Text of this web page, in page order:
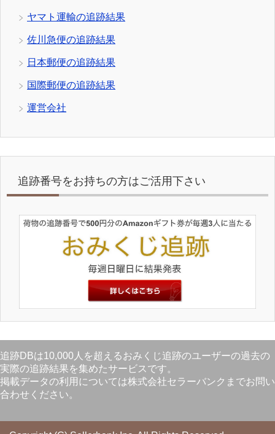
ヤマト運輸の追跡結果
佐川急便の追跡結果
日本郵便の追跡結果
国際郵便の追跡結果
運営会社
追跡番号をお持ちの方はご活用下さい
追跡DBは10,000人を超えるおみくじ追跡のユーザーの過去の
実際の追跡結果を集めたサービスです。
掲載データの利用については株式会社セラーバンクまでお問い
合わせください。